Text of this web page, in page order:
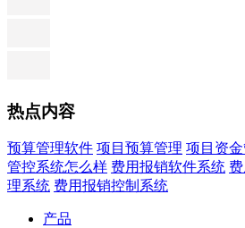
热点内容
预算管理软件 项目预算管理 项目资
管控系统怎么样 费用报销软件系统
理系统 费用报销控制系统
产品